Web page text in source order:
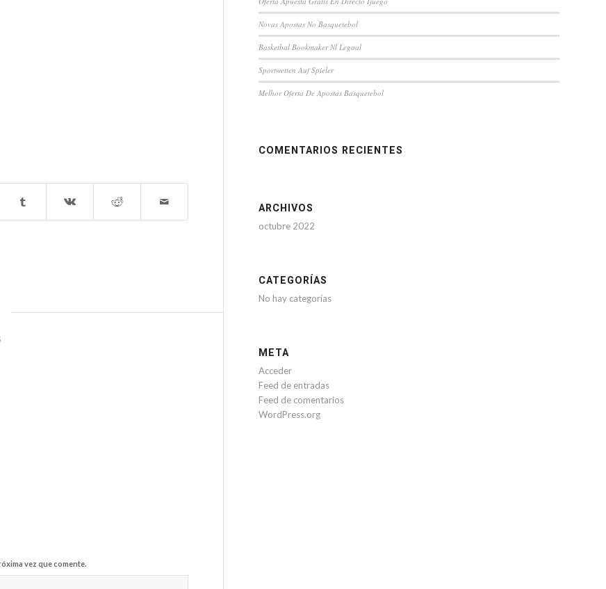
vez que comente.
Novas Apostas No Basquetebol
Basketbal Bookmaker Nl Legaal
Sportwetten Auf Spieler
Melhor Oferta De Apostas Basquetebol
COMENTARIOS RECIENTES
ARCHIVOS
octubre 2022
CATEGORÍAS
No hay categorías
META
Acceder
Feed de entradas
Feed de comentarios
WordPress.org